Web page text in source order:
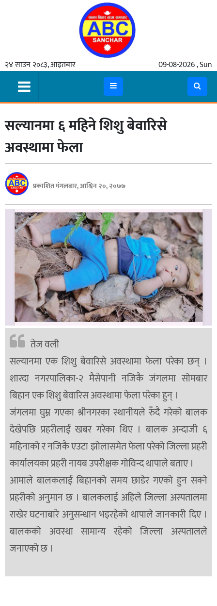
२४ साउन २०८३, आइतबार 09-08-2026 , Sun
समाचार
मुख्य
समाचार
कुटनीती
अर्थ
रसरङ्ग
यौन/
स्वास्थ्य
भिडियो
बिशेष
भिडियो
पत्रपत्रिका
खेलकुद
बिश्व
अचम्म
दुनिया
बिचार
कुराकानी
जीवनशैली
साहित्य
सूचना-
प्रवधि
सल्यानमा ६ महिने शिशु बेवारिसे
अवस्थामा फेला
प्रकाशित मंगलबार, आश्विन २०, २०७७
तेज वली
सल्यानमा एक शिशु बेवारिसे अवस्थामा फेला परेका छन् ।
शारदा नगरपालिका-२ मैसेपानी नजिकै जंगलमा सोमबार
बिहान एक शिशु बेवारिस अवस्थामा फेला परेका हुन् ।
जंगलमा घुम्न गएका श्रीनगरका स्थानीयले रुँदै गरेको बालक
देखेपछि प्रहरीलाई खबर गरेका थिए । बालक अन्दाजी ६
महिनाको र नजिकै एउटा झोलासमेत फेला परेको जिल्ला प्रहरी
कार्यालयका प्रहरी नायब उपरीक्षक गोविन्द थापाले बताए ।
आमाले बालकलाई बिहानको समय छाडेर गएको हुन सक्ने
प्रहरीको अनुमान छ । बालकलाई अहिले जिल्ला अस्पतालमा
राखेर घटनाबारे अनुसन्धान भइरहेको थापाले जानकारी दिए ।
बालकको अवस्था सामान्य रहेको जिल्ला अस्पतालले
जनाएको छ ।